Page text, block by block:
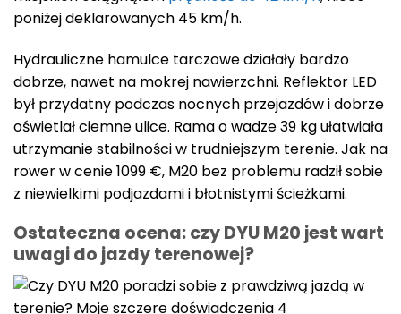
poniżej deklarowanych 45 km/h.
Hydrauliczne hamulce tarczowe działały bardzo
dobrze, nawet na mokrej nawierzchni. Reflektor LED
był przydatny podczas nocnych przejazdów i dobrze
oświetlał ciemne ulice. Rama o wadze 39 kg ułatwiała
utrzymanie stabilności w trudniejszym terenie. Jak na
rower w cenie 1099 €, M20 bez problemu radził sobie
z niewielkimi podjazdami i błotnistymi ścieżkami.
Ostateczna ocena: czy DYU M20 jest wart
uwagi do jazdy terenowej?